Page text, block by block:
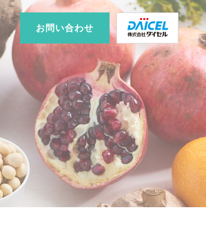
お問い合わせ